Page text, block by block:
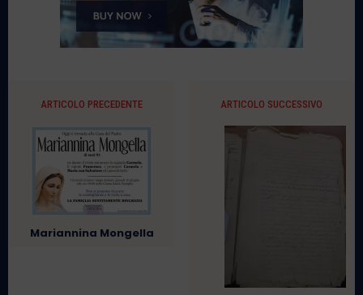
ARTICOLO PRECEDENTE
Mariannina Mongella
ARTICOLO SUCCESSIVO